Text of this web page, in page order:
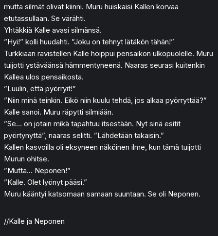
mutta silmät olivat kiinni. Muru huiskaisi Kallen korvaa
etutassullaan. Se värähti.
Yhtäkkiä Kalle avasi silmänsä.
”Hyi!” kolli huudahti. ”Joku on tehnyt lätäkön tähän!”
Turkkiaan ravistellen Kalle hoippui pensaikon ulkopuolelle. Muru
tuijotti ystäväänsä hämmentyneenä. Naaras seurasi kuitenkin
Kallea ulos pensaikosta.
”Luulin, että pyörryit!”
”Niin minä teinkin. Eikö niin kuulu tehdä, jos alkaa pyörryttää?”
Kalle sanoi. Muru räpytti silmiään.
”Se… on jotain mikä tapahtuu itsestään. Nyt sinä esitit
pyörtynyttä”, naaras selitti. ”Lähdetään takaisin.”
Kallen kasvoilla oli eksyneen näköinen ilme, kun tämä tuijotti
Murun ohitse.
”Mutta… Neponen!”
”Kalle. Olet lyönyt pääsi.”
Muru kääntyi katsomaan samaan suuntaan. Se oli Neponen.
//Kalle ja Neponen